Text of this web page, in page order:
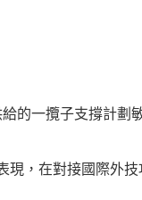
的一攬子支撐計劃
現，在對接國際外